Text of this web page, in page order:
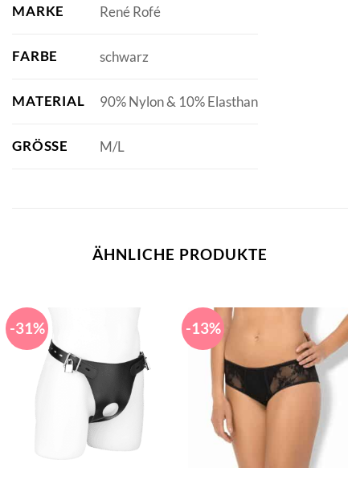
MARKE René Rofé
FARBE schwarz
MATERIAL 90% Nylon & 10% Elasthan
GRÖSSE M/L
ÄHNLICHE PRODUKTE
-31% -13%